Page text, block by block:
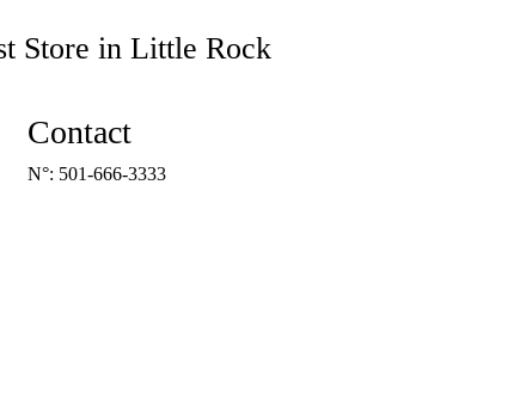
Store in Little Rock
Contact
N°: 501-666-3333